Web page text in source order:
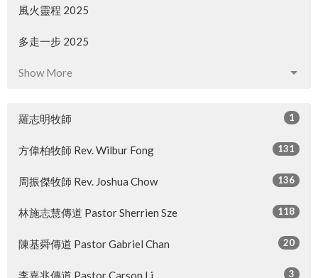
風火靈程 2025
多走一步 2025
Show More
羅志明牧師 1
方偉柏牧師 Rev. Wilbur Fong 131
周振傑牧師 Rev. Joshua Chow 136
林施志慧傳道 Pastor Sherrien Sze 118
陳基舜傳道 Pastor Gabriel Chan 20
李嘉兆傳道 Pastor Carson Li 3